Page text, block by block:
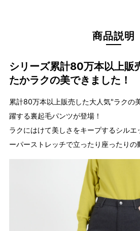
商品説明
シリーズ累計80万本以上販
たかラクの美できました！
累計80万本以上販売した大人気"ラクの
躍する裏起毛パンツが登場！
ラクにはけて美しさをキープするシルエ
ーパーストレッチで立ったり座ったりの